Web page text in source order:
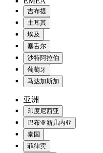
吉布提
土耳其
埃及
塞舌尔
沙特阿拉伯
葡萄牙
马达加斯加
亚洲
印度尼西亚
巴布亚新几内亚
泰国
菲律宾